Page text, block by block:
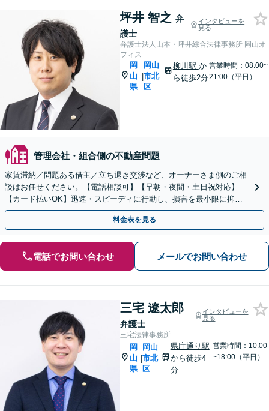
坪井 智之 弁
護士
インタビューを
見る
弁護士法人山本・坪井綜合法律事務所 岡山オ
フィス
岡
山
県
|
岡山
市北
区
柳川駅 か
ら徒歩2分
営業時間：08:00~
21:00（平日）
管理会社・組合側の不動産問題
家賃滞納／問題ある借主／立ち退き交渉など、オーナーさま側のご相
談はお任せください。【電話相談可】【早朝・夜間・土日祝対応】
【カード払いOK】迅速・スピーディに行動し、損害を最小限に抑え
るよう解決へ向けて尽力します【初回相談料無料】
料金表を見る
電話でお問い合わせ メールでお問い合わせ
三宅 遼太郎
弁護士
インタビューを
見る
三宅法律事務所
岡
山
県
|
岡山
市北
区
県庁通り駅
から徒歩4
分
営業時間：10:00
~18:00（平日）